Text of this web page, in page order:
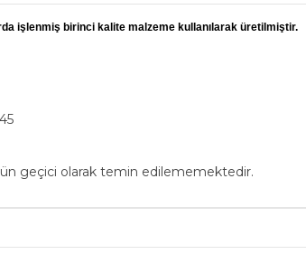
işlenmiş birinci kalite malzeme kullanılarak üretilmiştir.
geçici olarak temin edilememektedir.